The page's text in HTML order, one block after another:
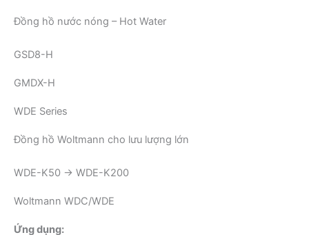
Đồng hồ nước nóng – Hot Water
GSD8-H
GMDX-H
WDE Series
Đồng hồ Woltmann cho lưu lượng lớn
WDE-K50 → WDE-K200
Woltmann WDC/WDE
Ứng dụng: